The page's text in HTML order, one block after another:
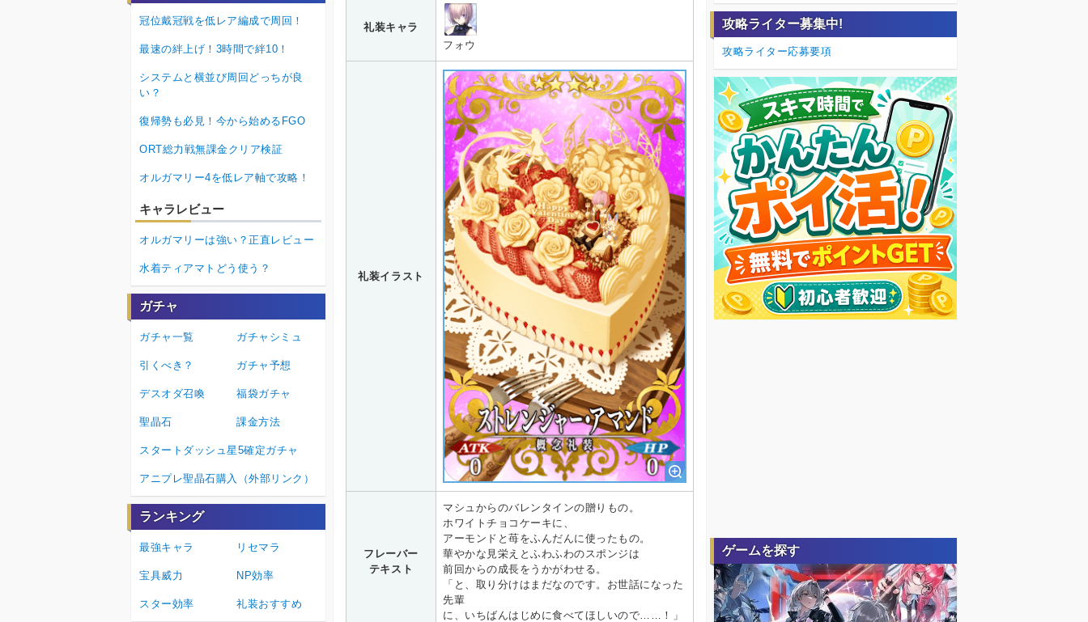
礼装キャラ
フォウ
礼装イラスト
フレーバー
テキスト
マシュからのバレンタインの贈りもの。
ホワイトチョコケーキに、
アーモンドと苺をふんだんに使ったもの。
華やかな見栄えとふわふわのスポンジは
前回からの成長をうかがわせる。
「と、取り分けはまだなのです。お世話になった
先輩
に、いちばんはじめに食べてほしいので……！」
攻略ライター募集中!
攻略ライター応募要項
ゲームを探す
冠位戴冠戦を低レア編成で周回！
最速の絆上げ！3時間で絆10！
システムと横並び周回どっちが良
い？
復帰勢も必見！今から始めるFGO
ORT総力戦無課金クリア検証
オルガマリー4を低レア軸で攻略！
キャラレビュー
オルガマリーは強い？正直レビュー
水着ティアマトどう使う？
ガチャ
ガチャ一覧 ガチャシミュ
引くべき？ ガチャ予想
デスオダ召喚 福袋ガチャ
聖晶石 課金方法
スタートダッシュ星5確定ガチャ
アニプレ聖晶石購入（外部リンク）
ランキング
最強キャラ リセマラ
宝具威力 NP効率
スター効率 礼装おすすめ